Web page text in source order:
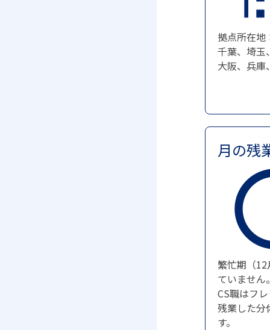
拠点所在地
千葉、埼玉
大阪、兵庫
月の残
繁忙期（
ていません。
CS職はフ
残業した分
す。